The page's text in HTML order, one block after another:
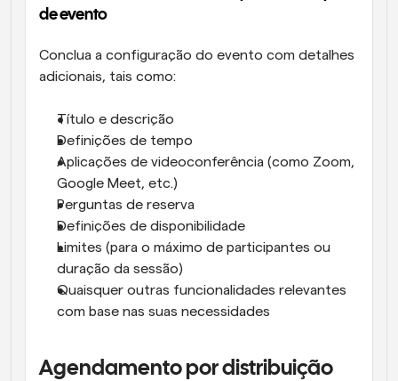
de evento
Conclua a configuração do evento com detalhes
adicionais, tais como:
Título e descrição
Definições de tempo
Aplicações de videoconferência (como Zoom,
Google Meet, etc.)
Perguntas de reserva
Definições de disponibilidade
Limites (para o máximo de participantes ou
duração da sessão)
Quaisquer outras funcionalidades relevantes
com base nas suas necessidades
Agendamento por distribuição